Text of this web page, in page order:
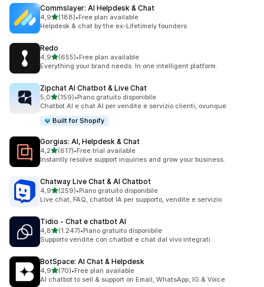
Commslayer: AI Helpdesk & Chat
4,9stelle su 5
(188)
188 recensioni totali
•Free plan available
Helpdesk & chat by the ex-Lifetimely founders
Redo
4,9stelle su 5
(655)
655 recensioni totali
•Free plan available
Everything your brand needs. In one intelligent platform.
Zipchat AI Chatbot & Live Chat
5,0stelle su 5
(159)
159 recensioni totali
•Piano gratuito disponibile
Chatbot AI e chat AI per vendite e servizio clienti, ovunque
Built for Shopify
Gorgias: AI, Helpdesk & Chat
4,2stelle su 5
(617)
617 recensioni totali
•Free trial available
Instantly resolve support inquiries and grow your business.
Chatway Live Chat & AI Chatbot
4,9stelle su 5
(259)
259 recensioni totali
•Piano gratuito disponibile
Live chat, FAQ, chatbot IA per supporto, vendite e servizio
Tidio ‑ Chat e chatbot AI
4,8stelle su 5
(1.247)
1247 recensioni totali
•Piano gratuito disponibile
Supporto vendite con chatbot e chat dal vivo integrati.
BotSpace: AI Chat & Helpdesk
4,9stelle su 5
(70)
70 recensioni totali
•Free plan available
AI chatbot to sell & support on Email, WhatsApp, IG & Voice